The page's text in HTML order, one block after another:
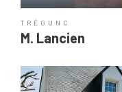
TRÉGUNC
M. Lancien